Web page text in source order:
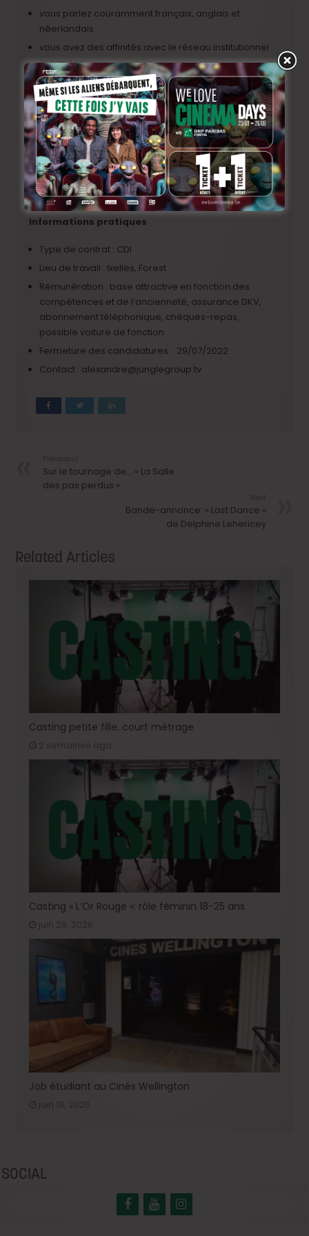
vous parlez couramment français, anglais et
néerlandais
vous avez des affinités avec le réseau institutionnel
européen
vous êtes capable de travailler sous pression et
d’établir des priorités pour chaque tâche.
vous avez une très bonne connaissance de la suite
Office. La maitrise de la suite Adobe est un atout
précieux.
vous avez de solides compétences
organisationnelles et d’excellentes aptitudes à la
communication, avec une attitude axée sur le client.
Informations pratiques
Type de contrat : CDI
Lieu de travail : Ixelles, Forest
Rémunération : base attractive en fonction des
compétences et de l’ancienneté, assurance DKV,
abonnement téléphonique, chèques-repas,
possible voiture de fonction
Fermeture des candidatures : 29/07/2022
Contact : alexandre@junglegroup.tv
Sur le tournage de… « La Salle
des pas perdus »
Bande-annonce: « Last Dance »
de Delphine Lehericey
Related Articles
Casting petite fille, court métrage
2 semaines ago
Casting « L’Or Rouge »: rôle féminin 18-25 ans
juin 29, 2026
Job étudiant au Cinés Wellington
SOCIAL